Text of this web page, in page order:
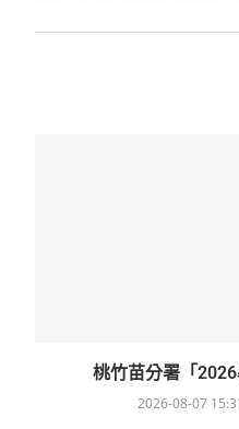
桃竹苗分署「
2026-08-07